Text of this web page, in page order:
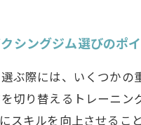
シングジム選びのポ
ぶ際には、いくつか
切り替えるトレーニ
スキルを向上させるこ